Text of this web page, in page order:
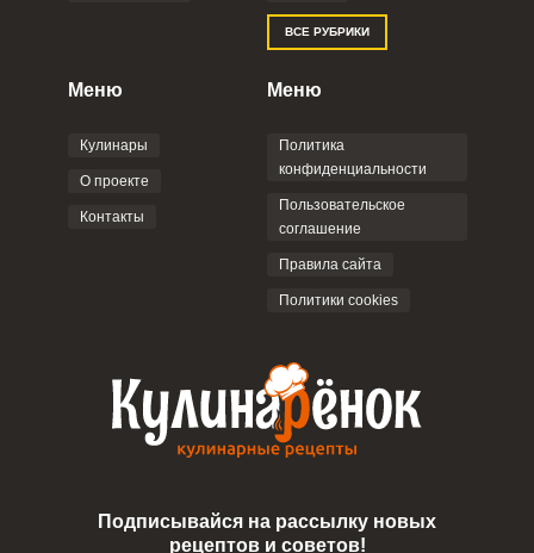
Отправляя эту форму, вы соглашаетесь с
Политикой
Пользовательским
соглашением
ВСЕ РУБРИКИ
Меню
Кулинары
О проекте
Контакты
Меню
Политика
конфиденциальности
Пользовательское
соглашение
Правила сайта
Политики cookies
Подписывайся на рассылку новых
рецептов и советов!